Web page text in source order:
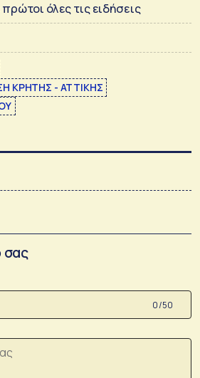
όλες τις ειδήσεις
ΚΡΗΤΗΣ - ΑΤΤΙΚΗΣ
σας
0 /50